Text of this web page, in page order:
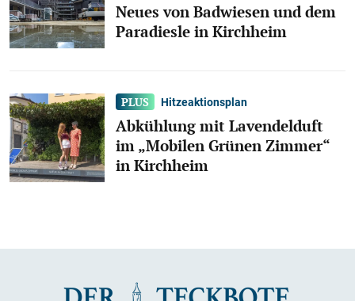
Neues von Badwiesen und dem
Paradiesle in Kirchheim
Hitzeaktionsplan
Abkühlung mit Lavendelduft
im „Mobilen Grünen Zimmer“
in Kirchheim